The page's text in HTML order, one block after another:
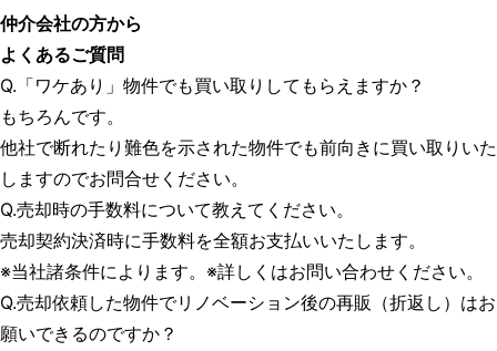
仲介会社の方から
よくあるご質問
Q.「ワケあり」物件でも買い取りしてもらえますか？
もちろんです。
他社で断れたり難色を示された物件でも前向きに買い取りいた
しますのでお問合せください。
Q.売却時の手数料について教えてください。
売却契約決済時に手数料を全額お支払いいたします。
※当社諸条件によります。※詳しくはお問い合わせください。
Q.売却依頼した物件でリノベーション後の再販（折返し）はお
願いできるのですか？